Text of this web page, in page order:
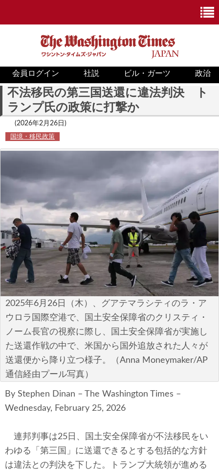
ニュース
政治
ホワイトハウス
米国内
国際
安全保障
ビジネス・経済
カルチャー
ポリシー
税制・予算
エネルギー・環境
サイバーセキュリティ―
航空宇宙・防衛
テクノロジー
コメンタリー
会員ログイン 社説 ビル・ガーツ 政治
不法移民の第三国送還に違法判決 ト
ランプ氏の政策に打撃か
(2026年2月26日)
国境・移民政策
2025年6月26日（木）、グアテマラシティのラ・ア
ウロラ国際空港で、国土安全保障省のクリスティ・
ノーム長官の視察に際し、国土安全保障省が実施し
た送還作戦の中で、米国から国外追放された人々が
送還便から降り立つ様子。（Anna Moneymaker/AP
通信経由プール写真）
By Stephen Dinan – The Washington Times –
Wednesday, February 25, 2026
連邦判事は25日、国土安全保障省が不法移民をい
わゆる「第三国」に送還できるとする包括的な方針
は違法との判決を下した。トランプ大統領が進める